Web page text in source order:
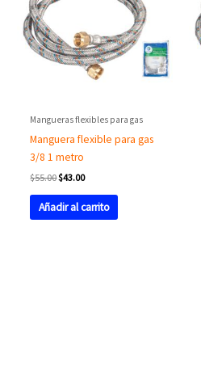
Mangueras flexibles para gas
Manguera flexible para gas
3/8 1 metro
$55.00$43.00
Añadir al carrito